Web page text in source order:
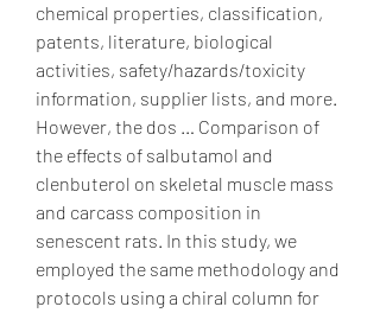
chemical properties, classification,
patents, literature, biological
activities, safety/hazards/toxicity
information, supplier lists, and more.
However, the dos … Comparison of
the effects of salbutamol and
clenbuterol on skeletal muscle mass
and carcass composition in
senescent rats. In this study, we
employed the same methodology and
protocols using a chiral column for